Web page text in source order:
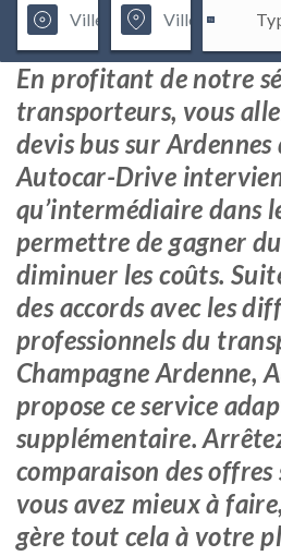
En profitant de notre
transporteurs, vous
devis bus sur
Autocar-Drive
qu’intermédiaire dans
permettre de gagner
diminuer les coûts.
des accords avec les
professionnels du
Champagne Ardenne,
propose ce service
supplémentaire.
comparaison des offres
vous avez mieux à
gère tout cela à votre